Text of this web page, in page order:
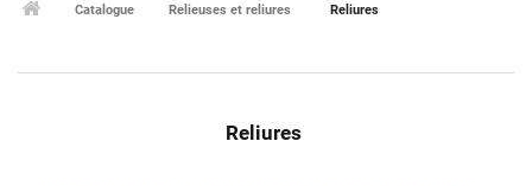
Catalogue Relieuses et reliures Reliures
Reliures